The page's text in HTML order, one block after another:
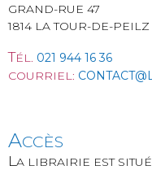
GRAND-RUE 47
1814 LA TOUR-DE-PEILZ
TÉL. 021 944 16 36
COURRIEL:
ACCÈS
L A LIBRAIRIE EST